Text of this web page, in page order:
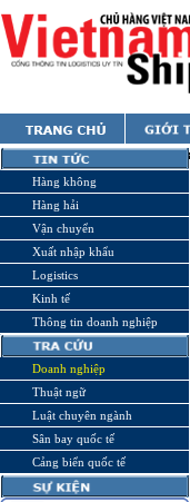
Hàng không
Hàng hải
Vận chuyển
Xuất nhập khẩu
Logistics
Kinh tế
Thông tin doanh nghiệp
Doanh nghiệp
Thuật ngữ
Luật chuyên ngành
Sân bay quốc tế
Cảng biển quốc tế